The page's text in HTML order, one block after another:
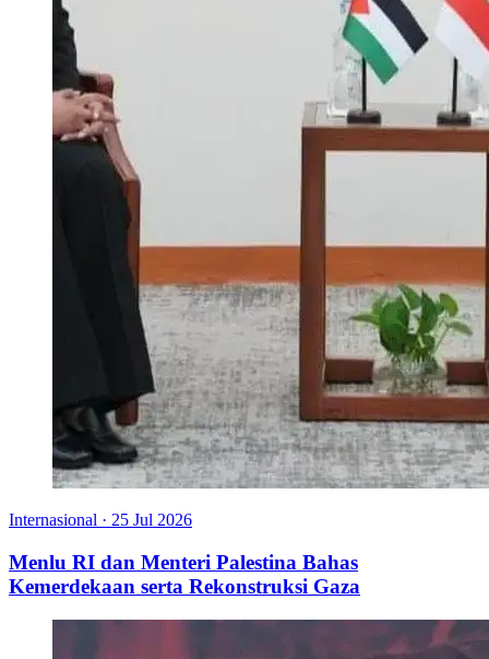
Internasional · 25 Jul 2026
Menlu RI dan Menteri Palestina Bahas
Kemerdekaan serta Rekonstruksi Gaza